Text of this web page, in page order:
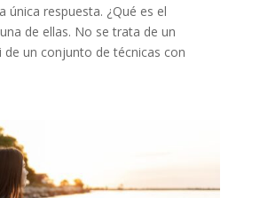
única respuesta. ¿Qué es el
de ellas. No se trata de un
un conjunto de técnicas con